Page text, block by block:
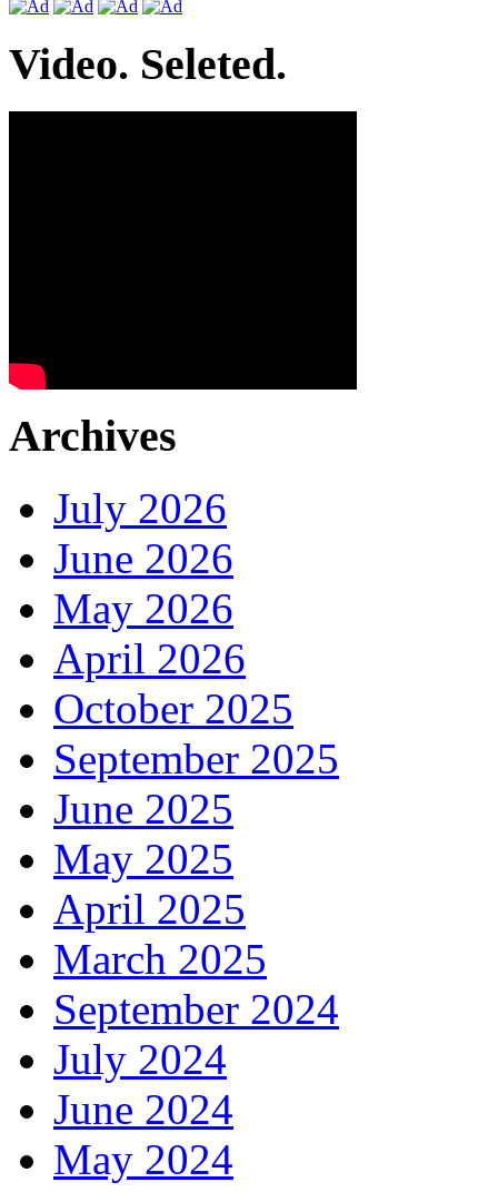
Video. Seleted.
Archives
July 2026
June 2026
May 2026
April 2026
October 2025
September 2025
June 2025
May 2025
April 2025
March 2025
September 2024
July 2024
June 2024
May 2024